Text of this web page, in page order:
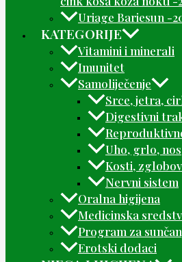
Uriage Bariesun -
KATEGORIJE
Vitamini i minerali
Imunitet
Samoliječenje
Srce, jetra,
Digestivni
Uho, grlo, nos
Kosti,
Nervni sistem
Oralna higijena
Medicinska
Program za
Erotski dodaci